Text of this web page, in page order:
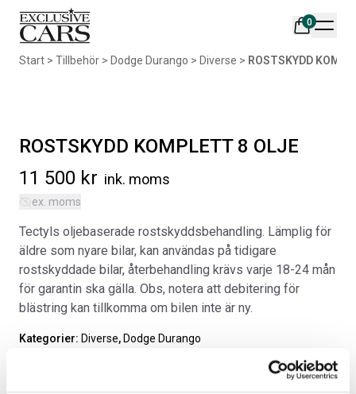
0
Din varukorg är tom
MATTSVART
Artikelnr:RA0261
5 665
Välj alternativ
GUMMIMATTOR I CREWCAB
Artikelnr: RA0004
4 698
Lägg i varukorg
Start > Tillbehör > Dodge Durango > Diverse > ROSTSKYDD
ROSTSKYDD KOMPLETT 8 OLJE
11 500 kr ink. moms
ex. moms
Tectyls oljebaserade rostskyddsbehandling. Lämplig för
äldre som nyare bilar, kan användas på tidigare
rostskyddade bilar, återbehandling krävs varje 18-24 mån
för garantin ska gälla. Obs, notera att debitering för
blästring kan tillkomma om bilen inte är ny.
Kategorier: Diverse, Dodge Durango